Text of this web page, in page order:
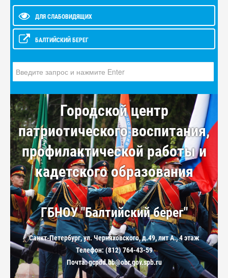
ДЛЯ СЛАБОВИДЯЩИХ
БАЛТИЙСКИЙ БЕРЕГ
Городской центр
патриотического воспитания,
профилактической работы и
кадетского образования
ГБНОУ "Балтийский берег"
Санкт-Петербург, ул. Черняховского, д.49, лит А., 4 этаж
Телефон: (812) 764-43-59
Почта: gcpdd.bb@obr.gov.spb.ru